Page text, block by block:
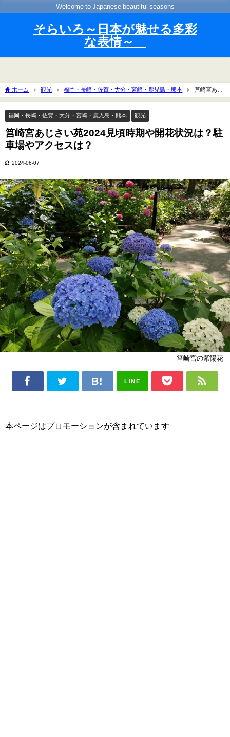
Welcome to Japanese beautiful seasons
そらいろ～日本が魅せる多彩
な表情～
ホーム 観光 福岡・長崎・佐賀・大分・宮崎・鹿児島・熊本
筥崎宮あじ
さい苑2024見頃時期や開花状況は？駐車場やアクセスは？
福岡・長崎・佐賀・大分・宮崎・鹿児島・熊本 観光
筥崎宮あじさい苑2024見頃時期や開花状況は？駐
車場やアクセスは？
2024-06-07
筥崎宮の紫陽花
LINE
本ページはプロモーションが含まれています